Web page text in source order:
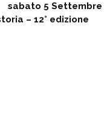
sabato 5 Settembre
– 12° edizione